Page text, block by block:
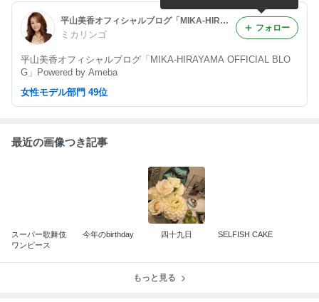
平山美香オフィシャルブログ「MIKA-HIRAYAMA OFFICIAL BLOG」Powered by Ameba
ミカリンゴ
平山美香オフィシャルブログ「MIKA-HIRAYAMA OFFICIAL BLO
G」Powered by Ameba
フォロー
女性モデル部門 49位
最近の画像つき記事
スーパー歌舞伎
ワンピース
今年のbirthday 四十九日 SELFISH CAKE
もっと見る